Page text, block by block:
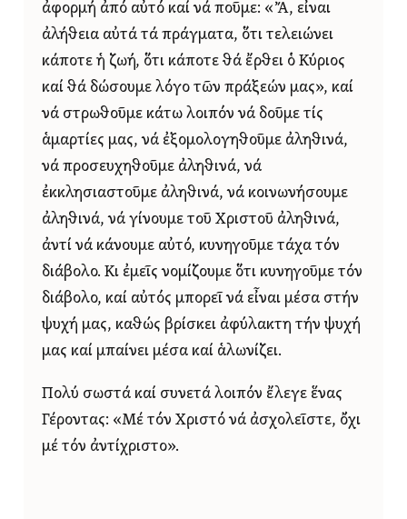
ἀφορμή ἀπό αὐτό καί νά ποῦμε: «Ἄ, εἶναι
ἀλήθεια αὐτά τά πράγματα, ὅτι τελειώνει
κάποτε ἡ ζωή, ὅτι κάποτε θά ἔρθει ὁ Κύριος
καί θά δώσουμε λόγο τῶν πράξεών μας», καί
νά στρωθοῦμε κάτω λοιπόν νά δοῦμε τίς
ἁμαρτίες μας, νά ἐξομολογηθοῦμε ἀληθινά,
νά προσευχηθοῦμε ἀληθινά, νά
ἐκκλησιαστοῦμε ἀληθινά, νά κοινωνήσουμε
ἀληθινά, νά γίνουμε τοῦ Χριστοῦ ἀληθινά,
ἀντί νά κάνουμε αὐτό, κυνηγοῦμε τάχα τόν
διάβολο. Κι ἐμεῖς νομίζουμε ὅτι κυνηγοῦμε τόν
διάβολο, καί αὐτός μπορεῖ νά εἶναι μέσα στήν
ψυχή μας, καθώς βρίσκει ἀφύλακτη τήν ψυχή
μας καί μπαίνει μέσα καί ἁλωνίζει.
Πολύ σωστά καί συνετά λοιπόν ἔλεγε ἕνας
Γέροντας: «Μέ τόν Χριστό νά ἀσχολεῖστε, ὄχι
μέ τόν ἀντίχριστο».